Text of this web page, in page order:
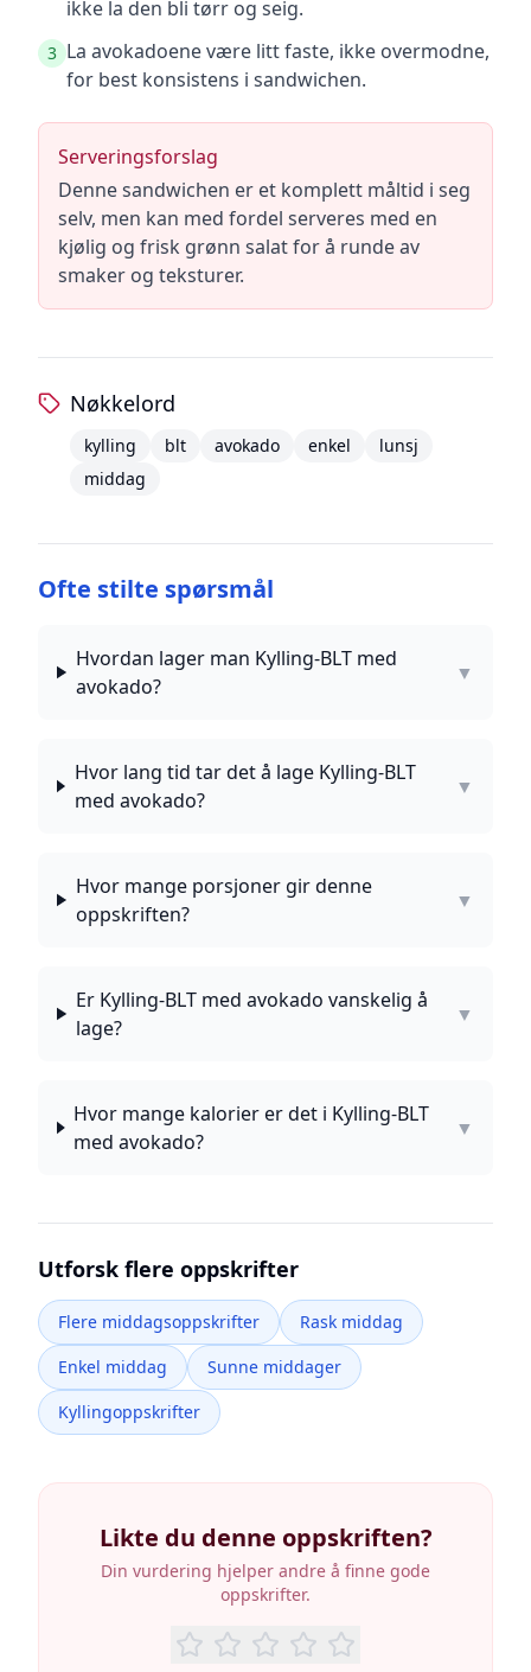
ikke la den bli tørr og seig.
3 La avokadoene være litt faste, ikke overmodne,
for best konsistens i sandwichen.
Serveringsforslag
Denne sandwichen er et komplett måltid i seg
selv, men kan med fordel serveres med en
kjølig og frisk grønn salat for å runde av
smaker og teksturer.
Nøkkelord
kylling blt avokado enkel
lunsj
middag
Ofte stilte spørsmål
Hvordan lager man Kylling-BLT med
avokado?
▼
Hvor lang tid tar det å lage Kylling-BLT
med avokado?
▼
Hvor mange porsjoner gir denne
oppskriften?
▼
Er Kylling-BLT med avokado vanskelig å
lage?
▼
Hvor mange kalorier er det i Kylling-BLT
med avokado?
▼
Utforsk flere oppskrifter
Flere middagsoppskrifter
Rask middag
Enkel middag
Sunne middager
Kyllingoppskrifter
Likte du denne oppskriften?
Din vurdering hjelper andre å finne gode
oppskrifter.